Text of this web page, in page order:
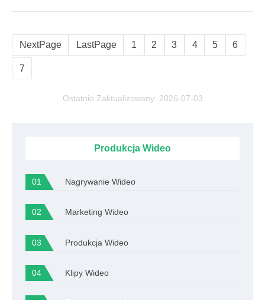
przewodnik po klipach
fragmentów jest żmudnym
zajęciem. Dlatego najlepsi twórcy
NextPage LastPage 1 2 3 4 5 6
7
Ostatnio Zaktualizowany: 2026-07-03
Produkcja Wideo
Nagrywanie Wideo
Marketing Wideo
Produkcja Wideo
Klipy Wideo